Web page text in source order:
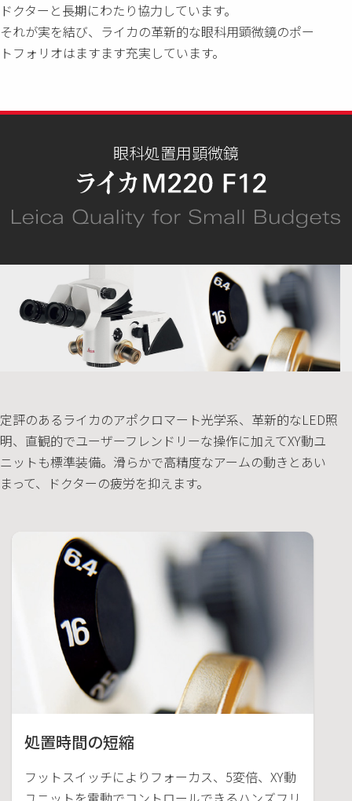
ドクターと長期にわたり協力しています。
それが実を結び、ライカの革新的な眼科用顕微鏡のポー
トフォリオはますます充実しています。
眼科処置用顕微鏡
定評のあるライカのアポクロマート光学系、革新的なLED照
明、直観的でユーザーフレンドリーな操作に加えてXY動ユ
ニットも標準装備。滑らかで高精度なアームの動きとあい
まって、ドクターの疲労を抑えます。
処置時間の短縮
フットスイッチによりフォーカス、5変倍、XY動